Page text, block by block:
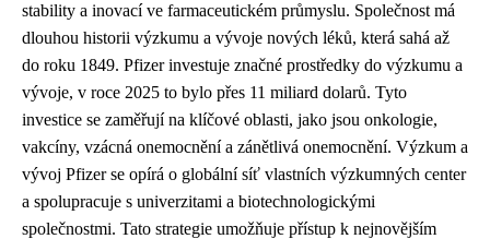
stability a inovací ve farmaceutickém průmyslu. Společnost má
dlouhou historii výzkumu a vývoje nových léků, která sahá až
do roku 1849. Pfizer investuje značné prostředky do výzkumu a
vývoje, v roce 2025 to bylo přes 11 miliard dolarů. Tyto
investice se zaměřují na klíčové oblasti, jako jsou onkologie,
vakcíny, vzácná onemocnění a zánětlivá onemocnění. Výzkum a
vývoj Pfizer se opírá o globální síť vlastních výzkumných center
a spolupracuje s univerzitami a biotechnologickými
společnostmi. Tato strategie umožňuje přístup k nejnovějším